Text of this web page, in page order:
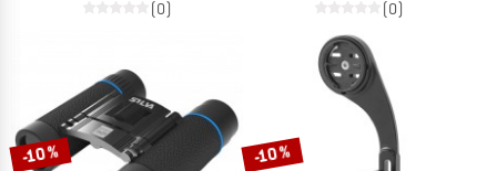
(0) (0)
-10 % -10 %